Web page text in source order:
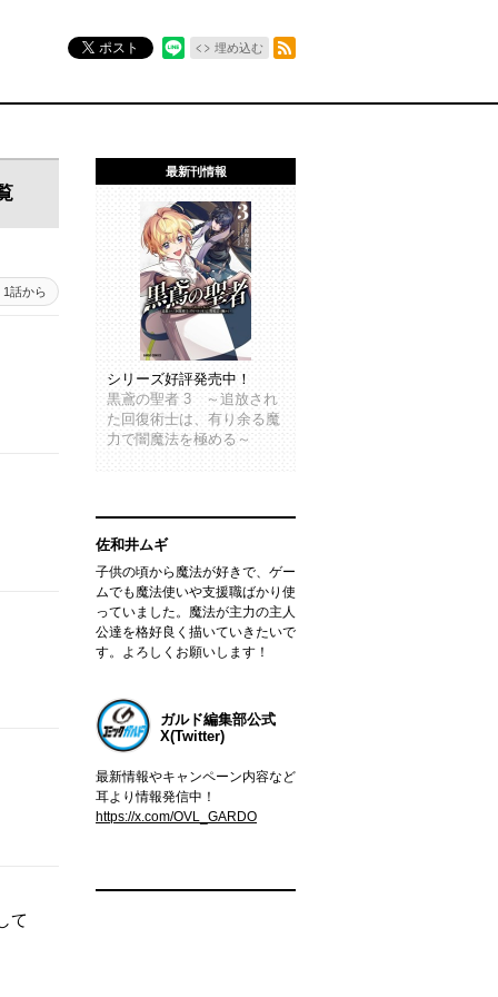
ポスト 埋め込む
1話から
て
最新刊情報
シリーズ好評発売中！
黒鳶の聖者 3 ～追放され
た回復術士は、有り余る魔
力で闇魔法を極める～
佐和井ムギ
子供の頃から魔法が好きで、ゲー
ムでも魔法使いや支援職ばかり使
っていました。魔法が主力の主人
公達を格好良く描いていきたいで
す。よろしくお願いします！
ガルド編集部公式
X(Twitter)
最新情報やキャンペーン内容など
耳より情報発信中！
https://x.com/OVL_GARDO